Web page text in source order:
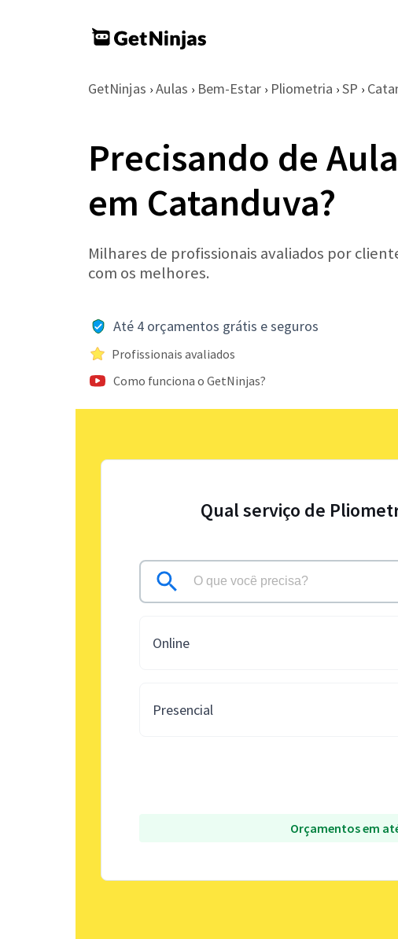
GetNinjas › Aulas › Bem-Estar › Pliometria › SP ›
Precisando de
em Catanduva?
Milhares de profissionais avaliados por
com os melhores.
Até 4 orçamentos grátis e seguros
Profissionais avaliados
Como funciona o GetNinjas?
Qual serviço de
Online
Presencial
Orçamentos em